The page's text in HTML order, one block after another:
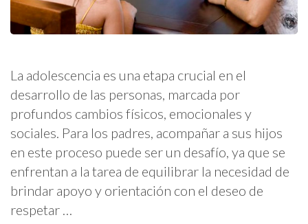
La adolescencia es una etapa crucial en el
desarrollo de las personas, marcada por
profundos cambios físicos, emocionales y
sociales. Para los padres, acompañar a sus hijos
en este proceso puede ser un desafío, ya que se
enfrentan a la tarea de equilibrar la necesidad de
brindar apoyo y orientación con el deseo de
respetar …